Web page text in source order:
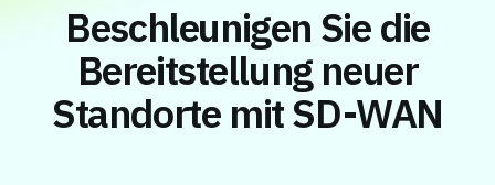
Beschleunigen Sie die
Bereitstellung neuer
Standorte mit SD-WAN